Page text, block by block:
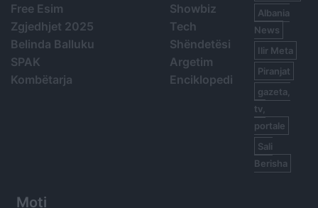
Free Esim
Zgjedhjet 2025
Belinda Balluku
SPAK
Kombëtarja
Showbiz
Tech
Shëndetësi
Argetim
Enciklopedi
Albania
News
Ilir Meta
Piranjat
gazeta,
tv,
portale
Sali
Berisha
Moti